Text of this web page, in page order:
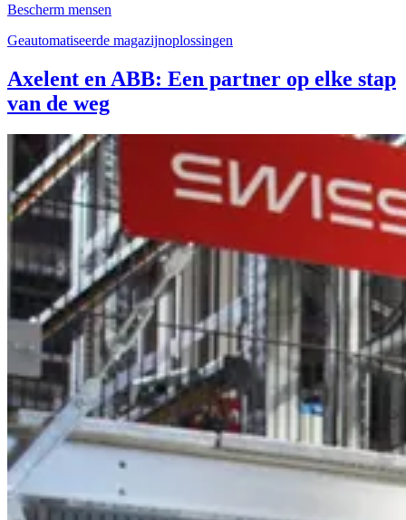
Bescherm mensen
Geautomatiseerde magazijnoplossingen
Axelent en ABB: Een partner op elke stap
van de weg